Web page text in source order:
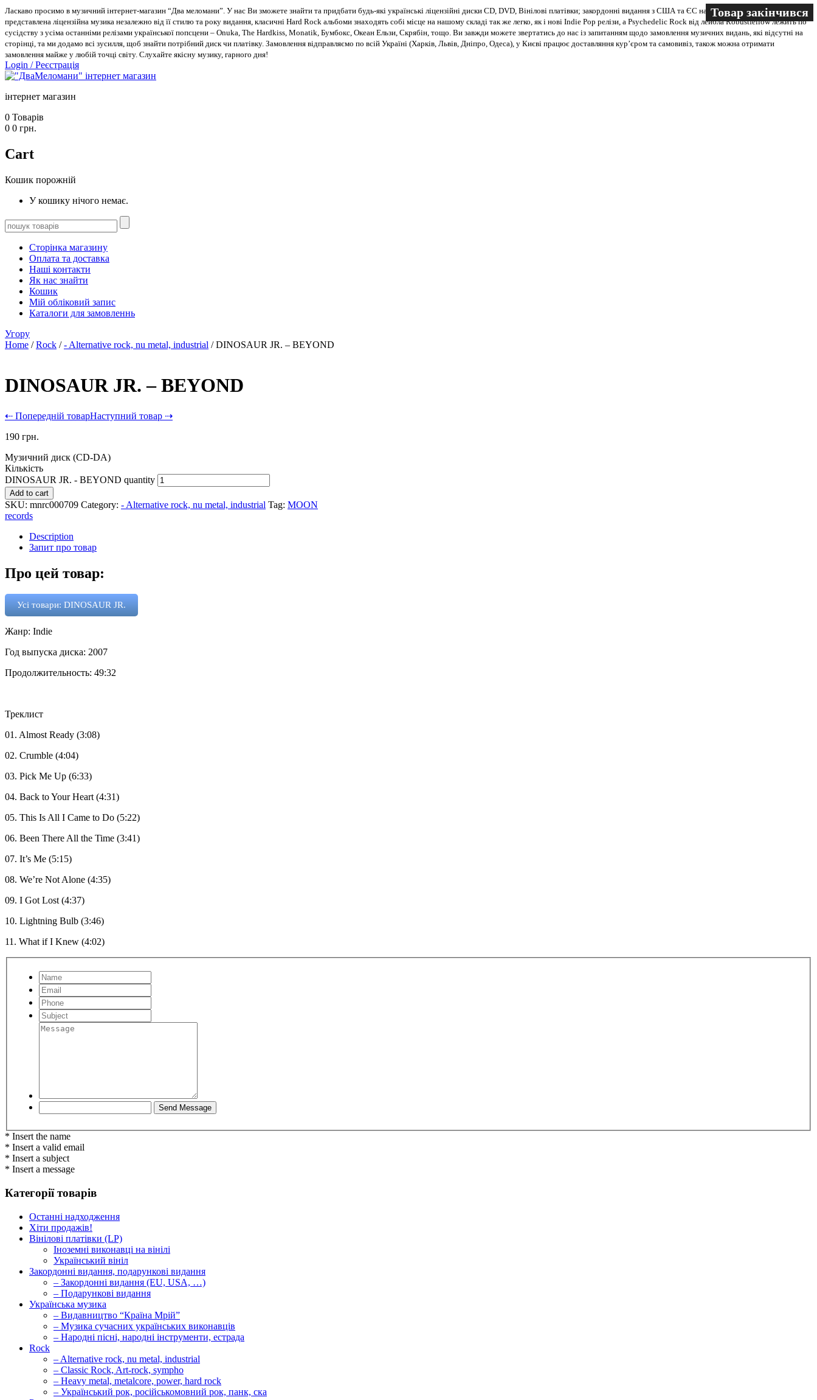
Ласкаво просимо в музичний інтернет-магазин “Два меломани”. У нас Ви зможете знайти та придбати будь-які українські ліцензійні диски CD, DVD, Вінілові платівки; закордонні видання з США та ЄС на всіх носіях. В магазині
представлена ліцензійна музика незалежно від її стилю та року видання, класичні Hard Rock альбоми знаходять собі місце на нашому складі так же легко, як і нові Indie Pop релізи, а Psychedelic Rock від лейбла Robustfellow лежить по
сусідству з усіма останніми релізами української попсцени – Onuka, The Hardkiss, Monatik, Бумбокс, Океан Ельзи, Скрябін, тощо. Ви завжди можете звертатись до нас із запитанням щодо замовлення музичних видань, які відсутні на
сторінці, та ми додамо всі зусилля, щоб знайти потрібний диск чи платівку. Замовлення відправляємо по всій Україні (Харків, Львів, Дніпро, Одеса), у Києві працює доставляння кур’єром та самовивіз, також можна отримати
замовлення майже у любій точці світу. Слухайте якісну музику, гарного дня!
Login /Реєстрація
інтернет магазин
0 Товарів
0 0 грн.
Cart
Кошик порожній
У кошику нічого немає.
Сторінка магазину
Оплата та доставка
Наші контакти
Як нас знайти
Кошик
Мій обліковий запис
Каталоги для замовленнь
Угору
Home /Rock /- Alternative rock, nu metal, industrial / DINOSAUR JR. – BEYOND
DINOSAUR JR. – BEYOND
⇠ Попередній товарНаступний товар ⇢
190 грн.
Музичний диск (CD-DA)
Кількість
DINOSAUR JR. - BEYOND quantity
Add to cart
SKU: mnrc000709 Category: - Alternative rock, nu metal, industrial Tag: MOON
records
Description
Запит про товар
Про цей товар:
Усі товари: DINOSAUR JR.
Жанр: Indie
Год выпуска диска: 2007
Продолжительность: 49:32
Треклист
01. Almost Ready (3:08)
02. Crumble (4:04)
03. Pick Me Up (6:33)
04. Back to Your Heart (4:31)
05. This Is All I Came to Do (5:22)
06. Been There All the Time (3:41)
07. It’s Me (5:15)
08. We’re Not Alone (4:35)
09. I Got Lost (4:37)
10. Lightning Bulb (3:46)
11. What if I Knew (4:02)
* Insert the name
* Insert a valid email
* Insert a subject
* Insert a message
Категорії товарів
Останні надходження
Хіти продажів!
Вінілові платівки (LP)
Іноземні виконавці на вінілі
Український вініл
Закордонні видання, подарункові видання
– Закордонні видання (EU, USA, …)
– Подарункові видання
Українська музика
– Видавництво “Країна Мрій”
– Музика сучасних українських виконавців
– Народні пісні, народні інструменти, естрада
Rock
– Alternative rock, nu metal, industrial
– Classic Rock, Art-rock, sympho
– Heavy metal, metalcore, power, hard rock
– Український рок, російськомовний рок, панк, ска
Товар закінчився
Товар закінчився